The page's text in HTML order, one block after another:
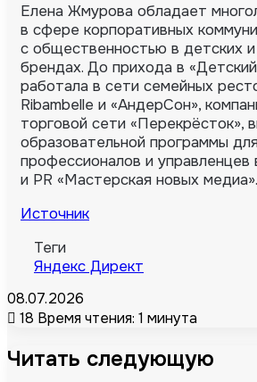
Елена Жмурова обладает
в сфере корпоративных
с общественностью в детских
брендах. До прихода в
работала в сети семейных
Ribambelle и «АндерСон»,
торговой сети «Перекрёсток»,
образовательной программы
профессионалов и
и PR «Мастерская новых медиа».
Источник
Теги
Яндекс Директ
08.07.2026
18 Время чтения: 1 минута
Читать следующую